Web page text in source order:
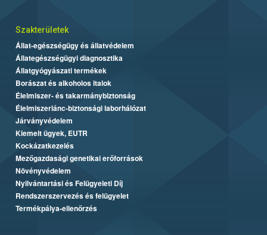
Szakterületek
Állat-egészségügy és állatvédelem
Állategészségügyi diagnosztika
Állatgyógyászati termékek
Borászat és alkoholos italok
Élelmiszer- és takarmánybiztonság
Élelmiszerlánc-biztonsági laborhálózat
Járványvédelem
Kiemelt ügyek, EUTR
Kockázatkezelés
Mezőgazdasági genetikai erőforrások
Növényvédelem
Nyilvántartási és Felügyeleti Díj
Rendszerszervezés és felügyelet
Termékpálya-ellenőrzés